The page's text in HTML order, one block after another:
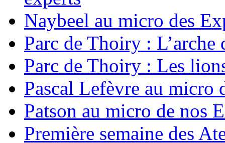
Naybeel au micro des
Parc de Thoiry : L’arche
Parc de Thoiry : Les
Pascal Lefèvre au micro
Patson au micro de nos
Première semaine des